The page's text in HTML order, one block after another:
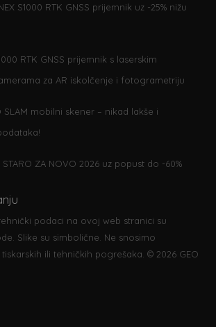
S1000 RTK GNSS prijemnik uz -25% nižu
RTK GNSS prijemnik s laserskim
za AR iskolčenje i fotogrametriju
SLAM mobilni skener – nikad lakše i
STARO ZA NOVO 2026 uz popust do -60%
podaci na ovoj web stranici su
Slike su simbolične. Ne snosimo
ili tehničkih pogrešaka. © 2026 GEO